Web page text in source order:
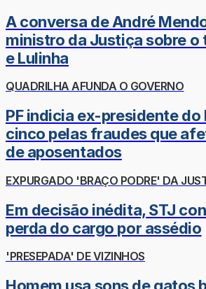
A conversa de André
ministro da Justiça sobre o
e Lulinha
QUADRILHA AFUNDA O GOVERNO
PF indicia ex-presidente do
cinco pelas fraudes que
de aposentados
EXPURGADO 'BRAÇO PODRE' DA
Em decisão inédita, STJ
perda do cargo por assédio
'PRESEPADA' DE VIZINHOS